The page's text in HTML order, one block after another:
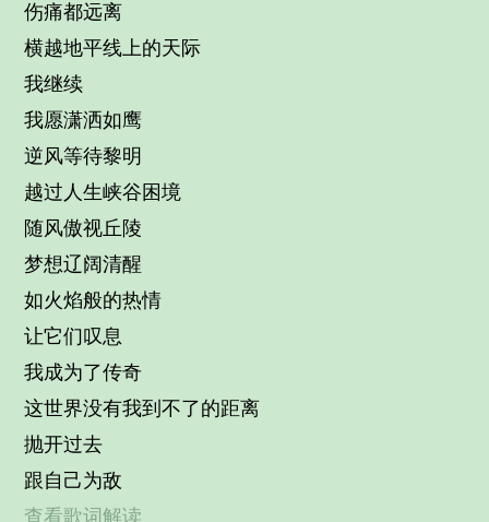
伤痛都远离
横越地平线上的天际
我继续
我愿潇洒如鹰
逆风等待黎明
越过人生峡谷困境
随风傲视丘陵
梦想辽阔清醒
如火焰般的热情
让它们叹息
我成为了传奇
这世界没有我到不了的距离
抛开过去
跟自己为敌
查看歌词解读